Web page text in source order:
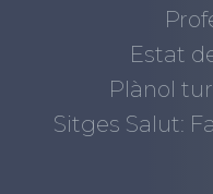
Estat
Plànol
Sitges Salut: